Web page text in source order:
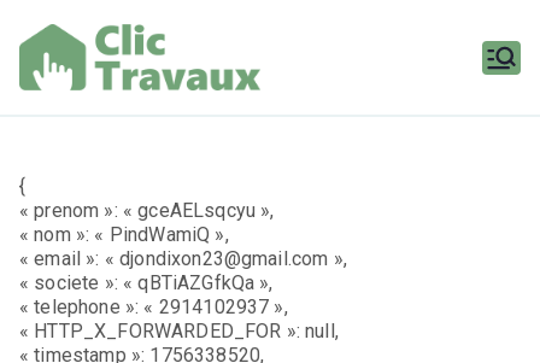
contenu
{
« prenom »: « gceAELsqcyu »,
« nom »: « PindWamiQ »,
« email »: « djondixon23@gmail.com »,
« societe »: « qBTiAZGfkQa »,
« telephone »: « 2914102937 »,
« HTTP_X_FORWARDED_FOR »: null,
« timestamp »: 1756338520,